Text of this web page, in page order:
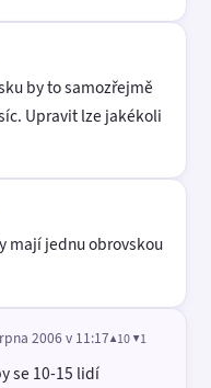
by to samozřejmě
Upravit lze jakékoli
mají jednu obrovskou
2006 v 11:17▲10 ▼1
se 10-15 lidí